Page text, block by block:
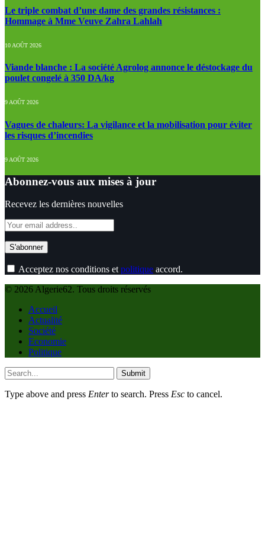
Le triple combat d’une dame des grandes résistances :
Hommage à Mme Veuve Zahra Lahlah
10 AOÛT 2026
Viande blanche : La société Agrolog annonce le déstockage du
poulet congelé à 350 DA/kg
9 AOÛT 2026
Vagues de chaleurs: La vigilance et la mobilisation pour éviter
les risques d’incendies
9 AOÛT 2026
Abonnez-vous aux mises à jour
Recevez les dernières nouvelles
Acceptez nos conditions etpolitique accord.
© 2026 Algerie62. Tous droits réservés
Accueil
Actualité
Société
Economie
Politique
Submit
Type above and press Enterto search. Press Esc to cancel.